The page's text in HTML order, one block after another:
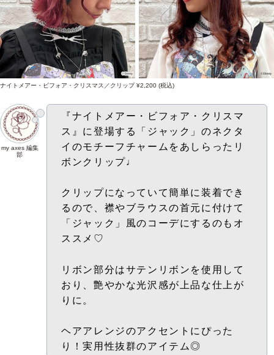
ナイトメアー・ビフォア・クリスマス／クリップ ¥2,200 (税込)
my axes 編集
部
『ナイトメアー・ビフォア・クリスマ
ス』に登場する「ジャック」のネクタ
イのモチーフチャームをあしらったリ
ボンクリップ♩
クリップになっていて簡単に装着でき
るので、襟やブラウスの首元に付けて
「ジャック」風のコーデにするのもオ
ススメ♡
リボン部分はサテンリボンを使用して
おり、艶やかな光沢感が上品な仕上が
りに。
ヘアアレンジのアクセントにぴった
り！実用性抜群のアイテム◎